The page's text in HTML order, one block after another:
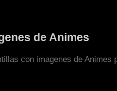
de Animes
con imagenes de Animes